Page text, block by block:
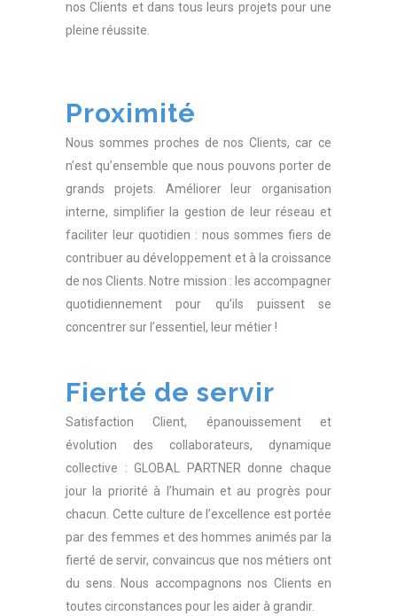
nos Clients et dans tous leurs projets pour une
pleine réussite.
Proximité
Nous sommes proches de nos Clients, car ce
n’est qu’ensemble que nous pouvons porter de
grands projets. Améliorer leur organisation
interne, simplifier la gestion de leur réseau et
faciliter leur quotidien : nous sommes fiers de
contribuer au développement et à la croissance
de nos Clients. Notre mission : les accompagner
quotidiennement pour qu’ils puissent se
concentrer sur l’essentiel, leur métier !
Fierté de servir
Satisfaction Client, épanouissement et
évolution des collaborateurs, dynamique
collective : GLOBAL PARTNER donne chaque
jour la priorité à l’humain et au progrès pour
chacun. Cette culture de l’excellence est portée
par des femmes et des hommes animés par la
fierté de servir, convaincus que nos métiers ont
du sens. Nous accompagnons nos Clients en
toutes circonstances pour les aider à grandir.